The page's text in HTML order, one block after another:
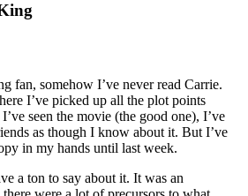
fan, somehow I’ve never read Carrie.
I’ve picked up all the plot points
seen the movie (the good one), I’ve
as though I know about it. But I’ve
in my hands until last week.
a ton to say about it. It was an